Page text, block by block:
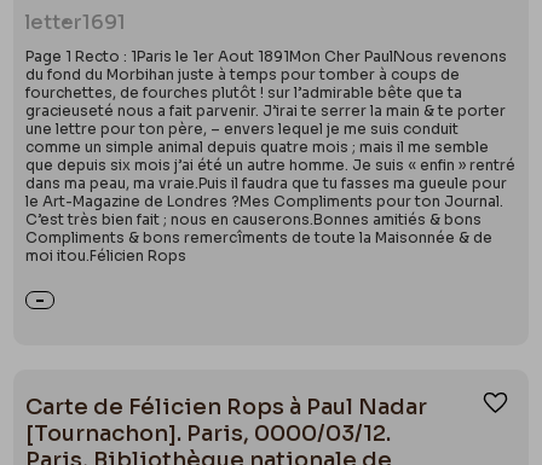
letter1691
Page 1 Recto : 1Paris le 1er Aout 1891Mon Cher PaulNous revenons
du fond du Morbihan juste à temps pour tomber à coups de
fourchettes, de fourches plutôt ! sur l’admirable bête que ta
gracieuseté nous a fait parvenir. J’irai te serrer la main & te porter
une lettre pour ton père, – envers lequel je me suis conduit
comme un simple animal depuis quatre mois ; mais il me semble
que depuis six mois j’ai été un autre homme. Je suis « enfin » rentré
dans ma peau, ma vraie.Puis il faudra que tu fasses ma gueule pour
le Art-Magazine de Londres ?Mes Compliments pour ton Journal.
C’est très bien fait ; nous en causerons.Bonnes amitiés & bons
Compliments & bons remercîments de toute la Maisonnée & de
moi itou.Félicien Rops
Carte de Félicien Rops à Paul Nadar
[Tournachon]. Paris, 0000/03/12.